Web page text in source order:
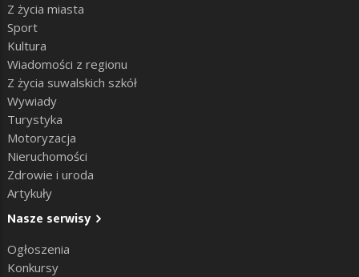
Z życia miasta
Sport
Kultura
Wiadomości z regionu
Z życia suwalskich szkół
Wywiady
Turystyka
Motoryzacja
Nieruchomości
Zdrowie i uroda
Artykuły
Nasze serwisy
Ogłoszenia
Konkursy